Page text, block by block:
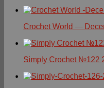
Crochet World —
Simply Crochet №122